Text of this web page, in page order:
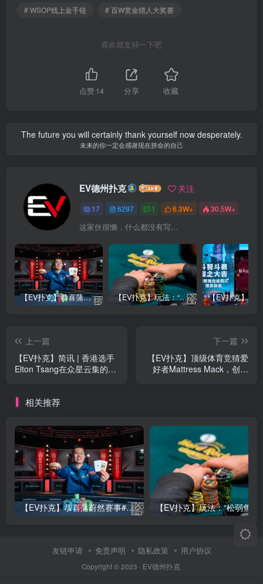
# WSOP线上金手链
# 百W赏金猎人大奖赛
喜欢就支持一下吧
点赞14 分享 收藏
The future you will certainly thank yourself now desperately.
未来的你一定会感谢现在拼命的自己
EV德州扑克 关注
17 6297 1 6.3W+ 30.5W+
这家伙很懒，什么都没有写...
【EV扑克】恭喜蒲蔚然赛事#65夺冠，收获国人2023WSOP第六条金手链，奖金93万刀！ 【EV扑克】玩法：“松弱鱼/松凶鱼打法”的基本攻略
上一篇
【EV扑克】简讯 | 香港选手
Elton Tsang在众星云集的
下一篇
【EV扑克】顶级体育竞猜爱
好者Mattress Mack，创下
相关推荐
【EV扑克】恭喜蒲蔚然赛事#65夺冠，收获国人2023WSOP第六条金手链，奖金93万刀！
友链申请 免责声明 隐私政策 用户协议
Copyright © 2023 · EV德州扑克